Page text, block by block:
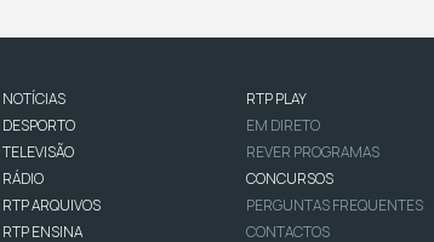
NOTÍCIAS
DESPORTO
TELEVISÃO
RÁDIO
RTP ARQUIVOS
RTP ENSINA
RTP PLAY
EM DIRETO
REVER PROGRAMAS
CONCURSOS
PERGUNTAS FREQUENTES
CONTACTOS